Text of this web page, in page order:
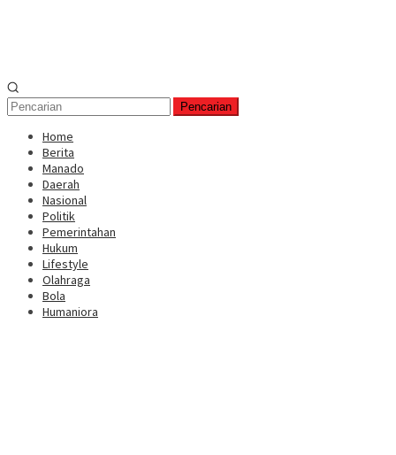
Pencarian
Home
Berita
Manado
Daerah
Nasional
Politik
Pemerintahan
Hukum
Lifestyle
Olahraga
Bola
Humaniora